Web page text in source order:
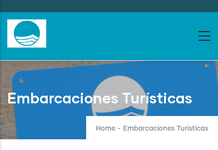
to
main
content
Embarcaciones Turísticas
Home - Embarcaciones Turísticas